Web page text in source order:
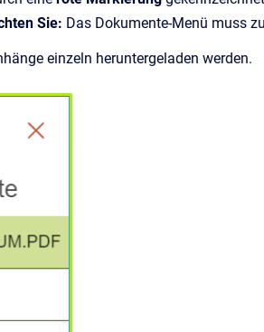
Sie: Das Dokumente-Menü muss
einzeln heruntergeladen werden.